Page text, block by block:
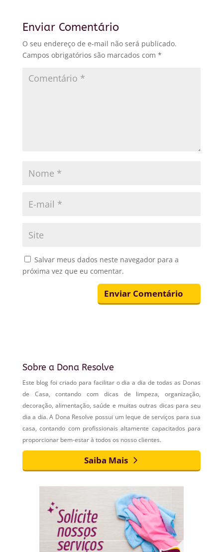
Enviar Comentário
O seu endereço de e-mail não será publicado.
Campos obrigatórios são marcados com *
Salvar meus dados neste navegador para a
próxima vez que eu comentar.
Sobre a Dona Resolve
Este blog foi criado para facilitar o dia a dia de todas as Donas
de Casa, contando com dicas de limpeza, organização,
decoração, alimentação, saúde e muitas outras dicas para seu
dia a dia. A Dona Resolve possui um leque de serviços para sua
casa, contando com profissionais altamente capacitados para
proporcionar bem-estar à todos os nosso clientes.
Saiba Mais